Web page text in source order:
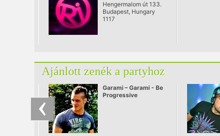
Hengermalom út 133.
Budapest, Hungary
1117
Ajánlott zenék a partyhoz
Garami – Garami - Be
Progressive